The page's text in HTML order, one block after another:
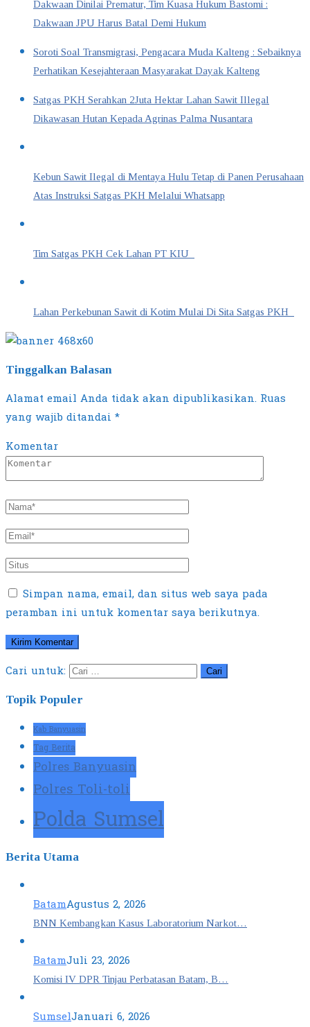
Dakwaan Dinilai Prematur, Tim Kuasa Hukum Bastomi :
Dakwaan JPU Harus Batal Demi Hukum
Soroti Soal Transmigrasi, Pengacara Muda Kalteng : Sebaiknya
Perhatikan Kesejahteraan Masyarakat Dayak Kalteng
Satgas PKH Serahkan 2Juta Hektar Lahan Sawit Illegal
Dikawasan Hutan Kepada Agrinas Palma Nusantara
Kebun Sawit Ilegal di Mentaya Hulu Tetap di Panen Perusahaan
Atas Instruksi Satgas PKH Melalui Whatsapp
Tim Satgas PKH Cek Lahan PT KIU
Lahan Perkebunan Sawit di Kotim Mulai Di Sita Satgas PKH
Tinggalkan Balasan
Alamat email Anda tidak akan dipublikasikan. Ruas
yang wajib ditandai *
Komentar
Simpan nama, email, dan situs web saya pada
peramban ini untuk komentar saya berikutnya.
Cari untuk:
Topik Populer
Kab Banyuasin
Tag Berita
Polres Banyuasin
Polres Toli-toli
Polda Sumsel
Berita Utama
BatamAgustus 2, 2026
BNN Kembangkan Kasus Laboratorium Narkot…
BatamJuli 23, 2026
Komisi IV DPR Tinjau Perbatasan Batam, B…
SumselJanuari 6, 2026